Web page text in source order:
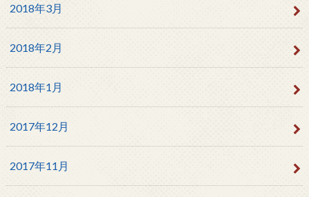
2018年3月
2018年2月
2018年1月
2017年12月
2017年11月